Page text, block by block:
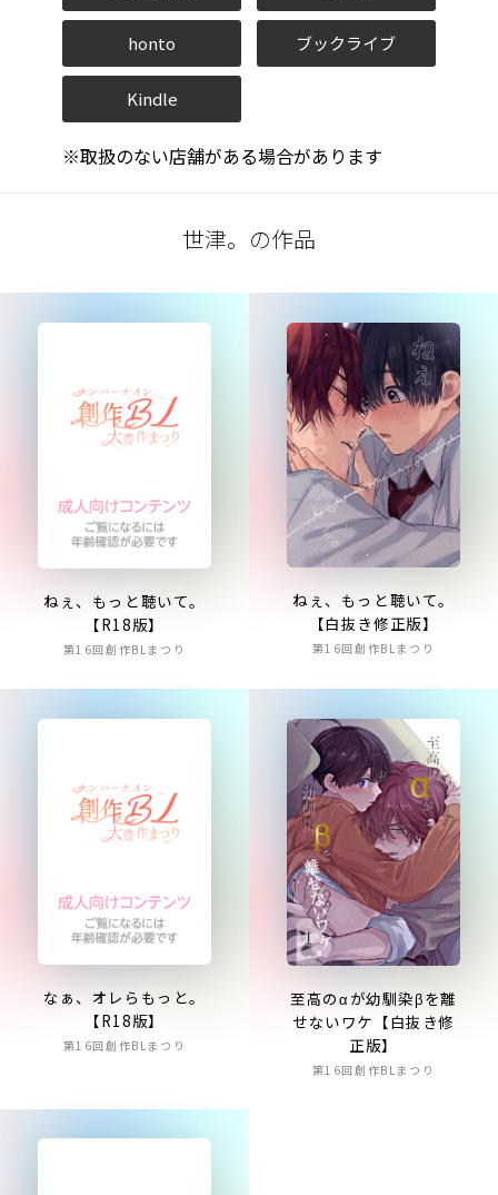
honto ブックライブ
Kindle
※取扱のない店舗がある場合があります
世津。の作品
ねぇ、もっと聴いて。
【R18版】
第16回創作BLまつり
ねぇ、もっと聴いて。
【白抜き修正版】
第16回創作BLまつり
なぁ、オレらもっと。
【R18版】
第16回創作BLまつり
至高のαが幼馴染βを離
せないワケ【白抜き修
正版】
第16回創作BLまつり